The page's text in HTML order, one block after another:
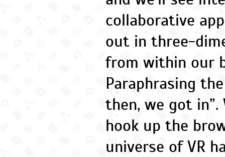
collaborative
out in three-
from within our
Paraphrasing
then, we got in”.
hook up the
universe of VR